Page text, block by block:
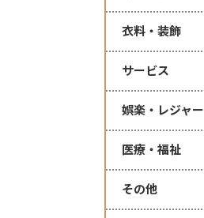
衣料・装飾
サービス
娯楽・レジャー
医療・福祉
その他